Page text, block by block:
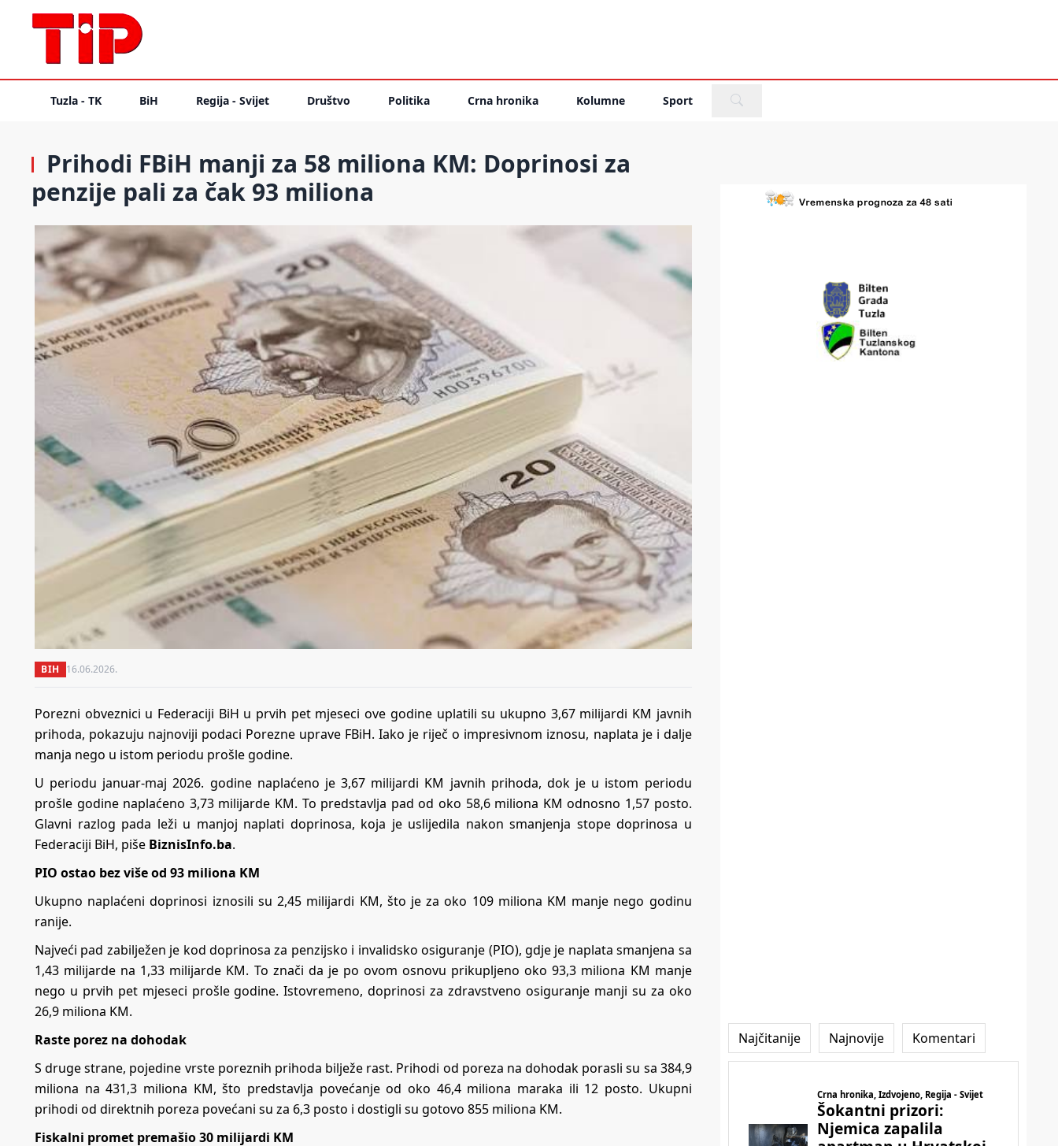
Tuzla - TK BiH Regija - Svijet Društvo Politika Crna hronika Kolumne Sport
Prihodi FBiH manji za 58 miliona KM: Doprinosi za
penzije pali za čak 93 miliona
BIH 16.06.2026.
Porezni obveznici u Federaciji BiH u prvih pet mjeseci ove godine uplatili su ukupno 3,67 milijardi KM javnih
prihoda, pokazuju najnoviji podaci Porezne uprave FBiH. Iako je riječ o impresivnom iznosu, naplata je i dalje
manja nego u istom periodu prošle godine.
U periodu januar-maj 2026. godine naplaćeno je 3,67 milijardi KM javnih prihoda, dok je u istom periodu
prošle godine naplaćeno 3,73 milijarde KM. To predstavlja pad od oko 58,6 miliona KM odnosno 1,57 posto.
Glavni razlog pada leži u manjoj naplati doprinosa, koja je uslijedila nakon smanjenja stope doprinosa u
Federaciji BiH, piše BiznisInfo.ba.
PIO ostao bez više od 93 miliona KM
Ukupno naplaćeni doprinosi iznosili su 2,45 milijardi KM, što je za oko 109 miliona KM manje nego godinu
ranije.
Najveći pad zabilježen je kod doprinosa za penzijsko i invalidsko osiguranje (PIO), gdje je naplata smanjena sa
1,43 milijarde na 1,33 milijarde KM. To znači da je po ovom osnovu prikupljeno oko 93,3 miliona KM manje
nego u prvih pet mjeseci prošle godine. Istovremeno, doprinosi za zdravstveno osiguranje manji su za oko
26,9 miliona KM.
Raste porez na dohodak
S druge strane, pojedine vrste poreznih prihoda bilježe rast. Prihodi od poreza na dohodak porasli su sa 384,9
miliona na 431,3 miliona KM, što predstavlja povećanje od oko 46,4 miliona maraka ili 12 posto. Ukupni
prihodi od direktnih poreza povećani su za 6,3 posto i dostigli su gotovo 855 miliona KM.
Fiskalni promet premašio 30 milijardi KM
Najčitanije Najnovije Komentari